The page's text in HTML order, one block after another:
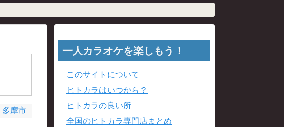
多摩市
一人カラオケを楽しもう！
このサイトについて
ヒトカラはいつから？
ヒトカラの良い所
全国のヒトカラ専門店まとめ